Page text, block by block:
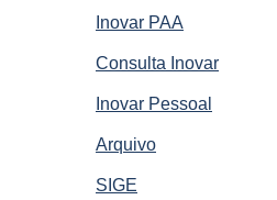
Inovar PAA
Consulta Inovar
Inovar Pessoal
Arquivo
SIGE